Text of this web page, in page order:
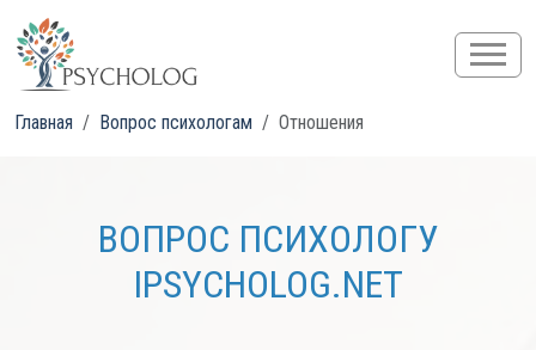
Главная Вопрос психологам Отношения
ВОПРОС ПСИХОЛОГУ
IPSYCHOLOG.NET